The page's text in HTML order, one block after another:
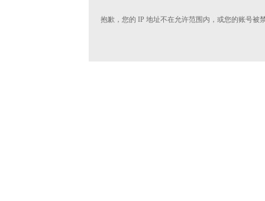
抱歉，您的 IP 地址不在允许范围内，或您的账号被